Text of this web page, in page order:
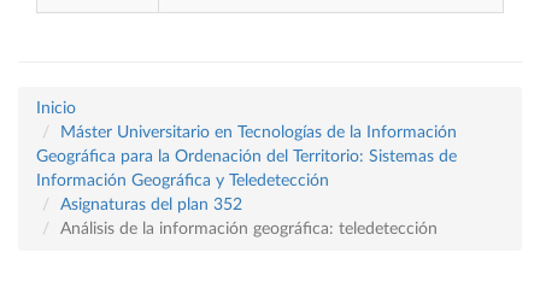
Inicio
Máster Universitario en Tecnologías de la Información
Geográfica para la Ordenación del Territorio: Sistemas de
Información Geográfica y Teledetección
Asignaturas del plan 352
Análisis de la información geográfica: teledetección